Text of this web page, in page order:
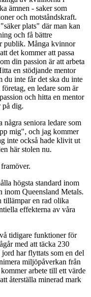
ämnen - saker som
och motståndskraft.
plats" där man kan
och få bättre
publik. Många kvinnor
det kommer att passa
din passion är att arbeta
en stödjande mentor
du inte får det ska du inte
en ledare som är
och hitta en mentor
på dig.
några seniora ledare som
mig", och jag kommer
inte också hade klivit ut
här stolen nu.
högsta standard inom
inom Queensland Metals.
tillämpar en rad olika
effekterna av våra
tidigare funktioner för
med att täcka 230
har flyttats som en del
miljöpåverkan från
arbete till ett värde
återställa minerad mark